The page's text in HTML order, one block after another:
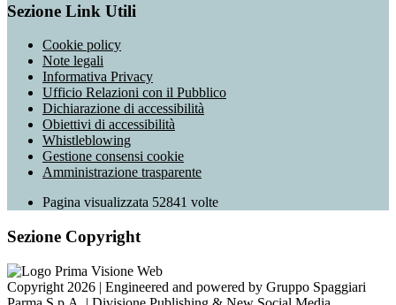
Sezione Link Utili
Cookie policy
Note legali
Informativa Privacy
Ufficio Relazioni con il Pubblico
Dichiarazione di accessibilità
Obiettivi di accessibilità
Whistleblowing
Gestione consensi cookie
Amministrazione trasparente
Pagina visualizzata 52841 volte
Sezione Copyright
Copyright 2026 | Engineered and powered by Gruppo Spaggiari